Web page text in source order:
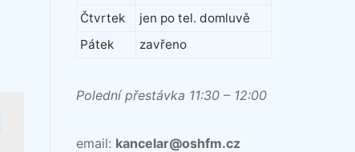
Čtvrtek
jen po tel. domluvě
Pátek
zavřeno
Polední přestávka 11:30 – 12:00
email: kancelar@oshfm.cz